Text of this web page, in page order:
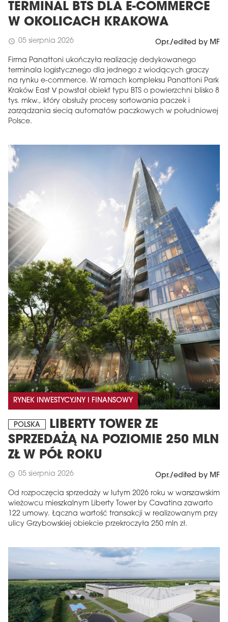
TERMINAL BTS DLA E-COMMERCE
W OKOLICACH KRAKOWA
schedule 05 sierpnia 2026 Opr./edited by MF
Firma Panattoni ukończyła realizację dedykowanego
terminala logistycznego dla jednego z wiodących graczy
na rynku e-commerce. W ramach kompleksu Panattoni Park
Kraków East V powstał obiekt typu BTS o powierzchni blisko 8
tys. mkw., który obsłuży procesy sortowania paczek i
zarządzania siecią automatów paczkowych w południowej
Polsce.
RYNEK INWESTYCYJNY I FINANSOWY
POLSKA
LIBERTY TOWER ZE
SPRZEDAŻĄ NA POZIOMIE 250 MLN
ZŁ W PÓŁ ROKU
schedule 05 sierpnia 2026 Opr./edited by MF
Od rozpoczęcia sprzedaży w lutym 2026 roku w warszawskim
wieżowcu mieszkalnym Liberty Tower by Cavatina zawarto
122 umowy. Łączna wartość transakcji w realizowanym przy
ulicy Grzybowskiej obiekcie przekroczyła 250 mln zł.